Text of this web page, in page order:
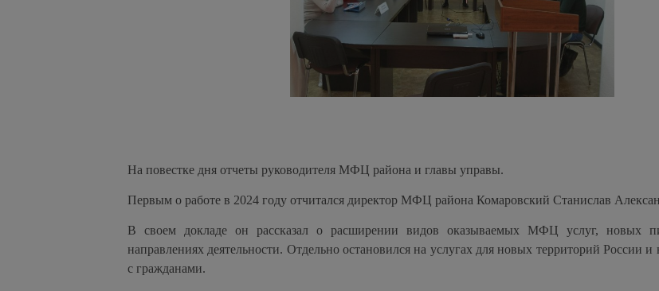
На повестке дня отчеты руководителя МФЦ района и главы управы.
Первым о работе в 2024 году отчитался директор МФЦ района Комаровский Станислав
В своем докладе он рассказал о расширении видов оказываемых МФЦ услуг, новых
направлениях деятельности. Отдельно остановился на услугах для новых территорий России
с гражданами.